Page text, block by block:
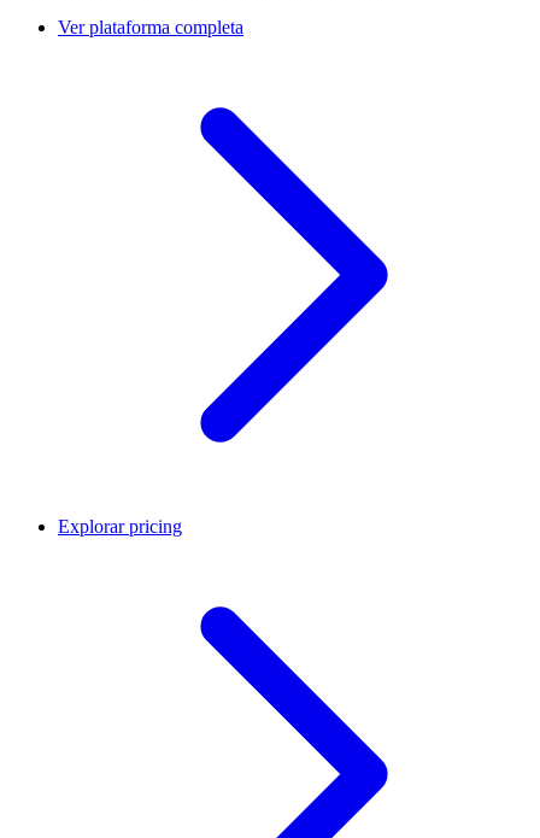
Ver plataforma completa
Explorar pricing